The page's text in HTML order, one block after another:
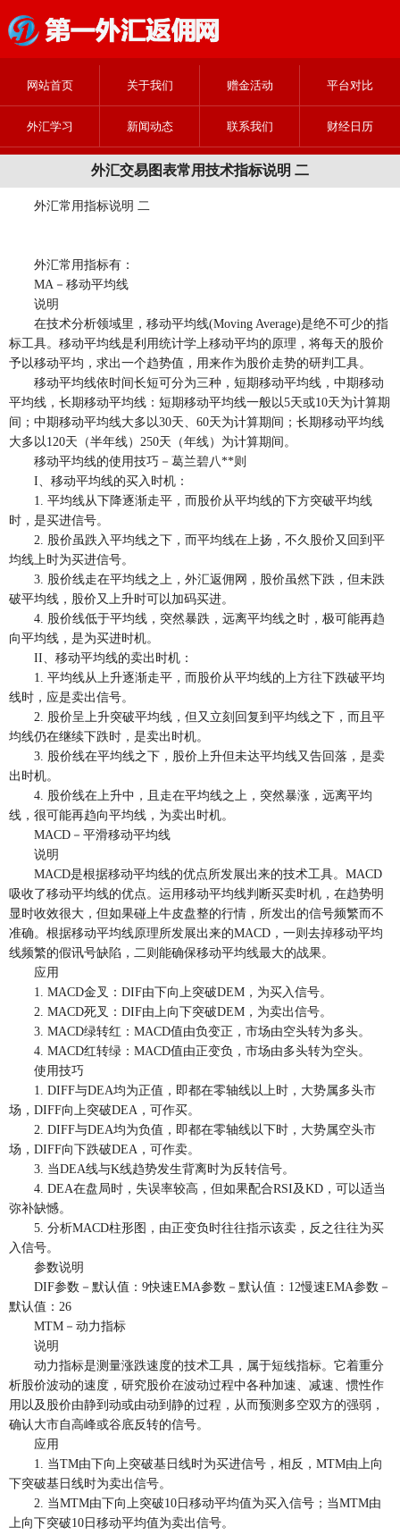
网站首页 关于我们 赠金活动 平台对比
外汇学习 新闻动态 联系我们 财经日历
外汇交易图表常用技术指标说明 二
外汇常用指标说明 二
外汇常用指标有：
MA－移动平均线
说明
在技术分析领域里，移动平均线(Moving Average)是绝不可少的指
标工具。移动平均线是利用统计学上移动平均的原理，将每天的股价
予以移动平均，求出一个趋势值，用来作为股价走势的研判工具。
移动平均线依时间长短可分为三种，短期移动平均线，中期移动
平均线，长期移动平均线：短期移动平均线一般以5天或10天为计算期
间；中期移动平均线大多以30天、60天为计算期间；长期移动平均线
大多以120天（半年线）250天（年线）为计算期间。
移动平均线的使用技巧－葛兰碧八**则
I、移动平均线的买入时机：
1. 平均线从下降逐渐走平，而股价从平均线的下方突破平均线
时，是买进信号。
2. 股价虽跌入平均线之下，而平均线在上扬，不久股价又回到平
均线上时为买进信号。
3. 股价线走在平均线之上，外汇返佣网，股价虽然下跌，但未跌
破平均线，股价又上升时可以加码买进。
4. 股价线低于平均线，突然暴跌，远离平均线之时，极可能再趋
向平均线，是为买进时机。
II、移动平均线的卖出时机：
1. 平均线从上升逐渐走平，而股价从平均线的上方往下跌破平均
线时，应是卖出信号。
2. 股价呈上升突破平均线，但又立刻回复到平均线之下，而且平
均线仍在继续下跌时，是卖出时机。
3. 股价线在平均线之下，股价上升但未达平均线又告回落，是卖
出时机。
4. 股价线在上升中，且走在平均线之上，突然暴涨，远离平均
线，很可能再趋向平均线，为卖出时机。
MACD－平滑移动平均线
说明
MACD是根据移动平均线的优点所发展出来的技术工具。MACD
吸收了移动平均线的优点。运用移动平均线判断买卖时机，在趋势明
显时收效很大，但如果碰上牛皮盘整的行情，所发出的信号频繁而不
准确。根据移动平均线原理所发展出来的MACD，一则去掉移动平均
线频繁的假讯号缺陷，二则能确保移动平均线最大的战果。
应用
1. MACD金叉：DIF由下向上突破DEM，为买入信号。
2. MACD死叉：DIF由上向下突破DEM，为卖出信号。
3. MACD绿转红：MACD值由负变正，市场由空头转为多头。
4. MACD红转绿：MACD值由正变负，市场由多头转为空头。
使用技巧
1. DIFF与DEA均为正值，即都在零轴线以上时，大势属多头市
场，DIFF向上突破DEA，可作买。
2. DIFF与DEA均为负值，即都在零轴线以下时，大势属空头市
场，DIFF向下跌破DEA，可作卖。
3. 当DEA线与K线趋势发生背离时为反转信号。
4. DEA在盘局时，失误率较高，但如果配合RSI及KD，可以适当
弥补缺憾。
5. 分析MACD柱形图，由正变负时往往指示该卖，反之往往为买
入信号。
参数说明
DIF参数－默认值：9快速EMA参数－默认值：12慢速EMA参数－
默认值：26
MTM－动力指标
说明
动力指标是测量涨跌速度的技术工具，属于短线指标。它着重分
析股价波动的速度，研究股价在波动过程中各种加速、减速、惯性作
用以及股价由静到动或由动到静的过程，从而预测多空双方的强弱，
确认大市自高峰或谷底反转的信号。
应用
1. 当TM由下向上突破基日线时为买进信号，相反，MTM由上向
下突破基日线时为卖出信号。
2. 当MTM由下向上突破10日移动平均值为买入信号；当MTM由
上向下突破10日移动平均值为卖出信号。